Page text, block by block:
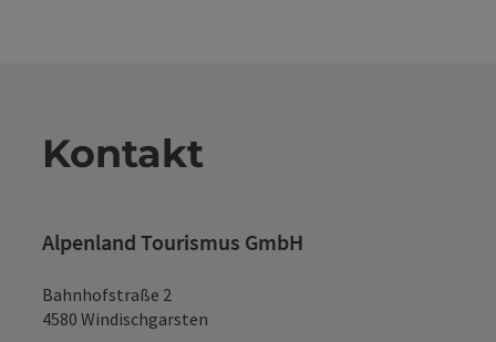
Kontakt
Alpenland Tourismus GmbH
Bahnhofstraße 2
4580 Windischgarsten